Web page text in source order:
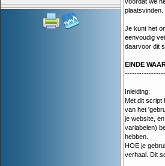
plaatsvinden.
Je kunt het
eenvoudig
daarvoor dit
EINDE
Inleiding:
Met dit script
van het
je website,
variabelen)
hebben.
HOE je
verhaal. Dit